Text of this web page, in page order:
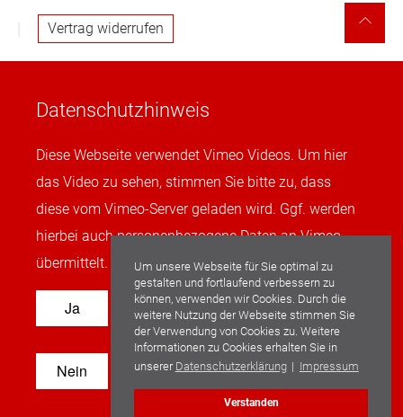
Um unsere Webseite für Sie optimal zu
gestalten und fortlaufend verbessern zu
können, verwenden wir Cookies. Durch die
weitere Nutzung der Webseite stimmen Sie
der Verwendung von Cookies zu. Weitere
Informationen zu Cookies erhalten Sie in
unserer Datenschutzerklärung | Impressum
Verstanden
Vertrag widerrufen
Datenschutzhinweis
Diese Webseite verwendet Vimeo Videos. Um hier
das Video zu sehen, stimmen Sie bitte zu, dass
diese vom Vimeo-Server geladen wird. Ggf. werden
hierbei auch personenbezogene Daten an Vimeo
übermittelt. Weitere Informationen finden sie HIER